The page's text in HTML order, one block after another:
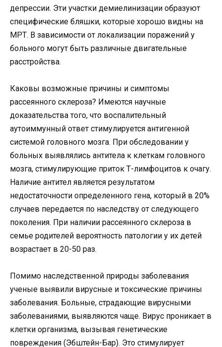
депрессии. Эти участки демиелинизации образуют
специфические бляшки, которые хорошо видны на
МРТ. В зависимости от локализации поражений у
больного могут быть различные двигательные
расстройства.
Каковы возможные причины и симптомы
рассеянного склероза? Имеются научные
доказательства того, что воспалительный
аутоиммунный ответ стимулируется антигенной
системой головного мозга. При обследовании у
больных выявлялись антитела к клеткам головного
мозга, стимулирующие приток Т-лимфоцитов к очагу.
Наличие антител является результатом
недостаточности определенного гена, который в 20%
случаев передается по наследству от следующего
поколения. При наличии рассеянного склероза в
семье родителей вероятность патологии у их детей
возрастает в 20-50 раз.
Помимо наследственной природы заболевания
ученые выявили вирусные и токсические причины
заболевания. Больные, страдающие вирусными
заболеваниями, выявляются чаще. Вирус проникает в
клетки организма, вызывая генетические
повреждения (Эбштейн-Бар). Это стимулирует